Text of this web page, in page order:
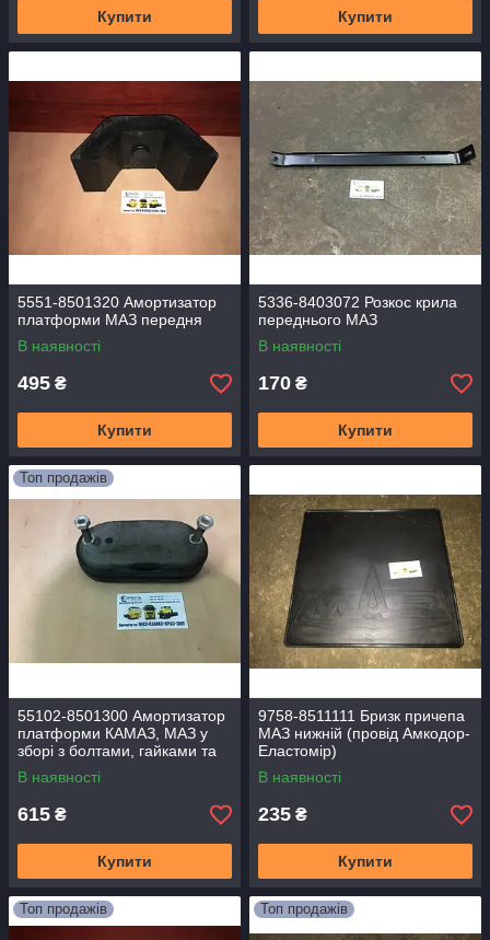
Купити Купити
5551-8501320 Амортизатор
платформи МАЗ передня
В наявності
495 ₴
Купити
5336-8403072 Розкос крила
переднього МАЗ
В наявності
170 ₴
Купити
Топ продажів
55102-8501300 Амортизатор
платформи КАМАЗ, МАЗ у
зборі з болтами, гайками та
гровером 503-8501300А1
В наявності
615 ₴
Купити
9758-8511111 Бризк причепа
МАЗ нижній (провід Амкодор-
Еластомір)
В наявності
235 ₴
Купити
Топ продажів Топ продажів